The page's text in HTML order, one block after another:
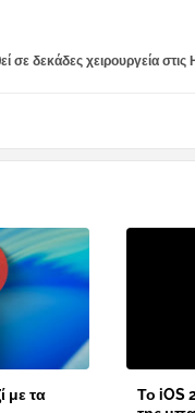
σε δεκάδες χειρουργεία
με τα
Το iOS